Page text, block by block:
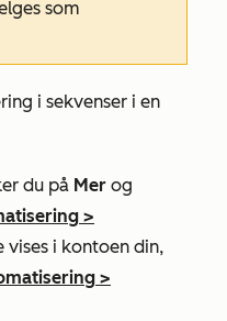
som
i sekvenser i en
du på Mer og
>
vises i kontoen din,
>